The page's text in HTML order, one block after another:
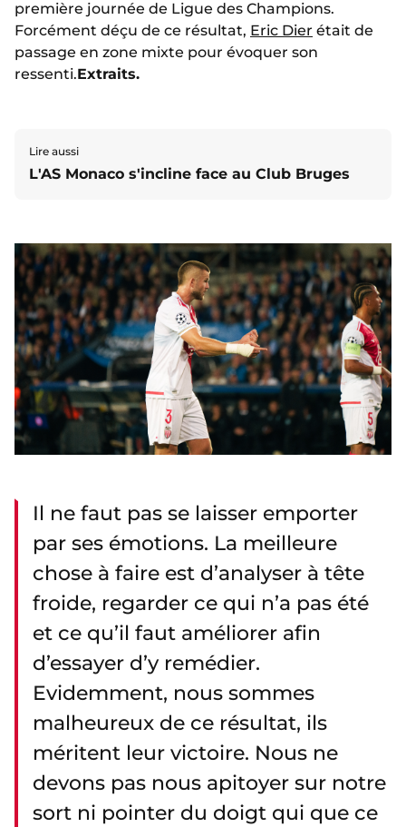
première journée de Ligue des Champions.
Forcément déçu de ce résultat, Eric Dier était de
passage en zone mixte pour évoquer son
ressenti.Extraits.
Lire aussi
L'AS Monaco s'incline face au Club Bruges
Il ne faut pas se laisser emporter
par ses émotions. La meilleure
chose à faire est d’analyser à tête
froide, regarder ce qui n’a pas été
et ce qu’il faut améliorer afin
d’essayer d’y remédier.
Evidemment, nous sommes
malheureux de ce résultat, ils
méritent leur victoire. Nous ne
devons pas nous apitoyer sur notre
sort ni pointer du doigt qui que ce